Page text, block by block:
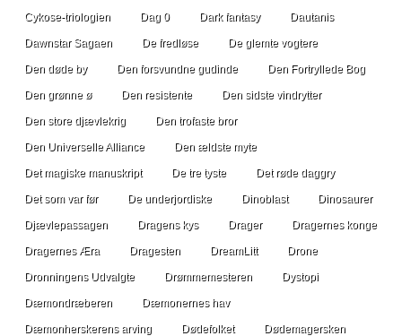
Cykose-triologien Dag 0 Dark fantasy Dautanis
Dawnstar Sagaen De fredløse De glemte vogtere
Den døde by Den forsvundne gudinde Den Fortryllede Bog
Den grønne ø Den resistente Den sidste vindrytter
Den store djævlekrig Den trofaste bror
Den Universelle Alliance Den ældste myte
Det magiske manuskript De tre tyste Det røde daggry
Det som var før De underjordiske Dinoblast Dinosaurer
Djævlepassagen Dragens kys Drager Dragernes konge
Dragernes Æra Dragesten DreamLitt Drone
Dronningens Udvalgte Drømmemesteren Dystopi
Dæmondræberen Dæmonernes hav
Dæmonherskerens arving Dødefolket Dødemagersken